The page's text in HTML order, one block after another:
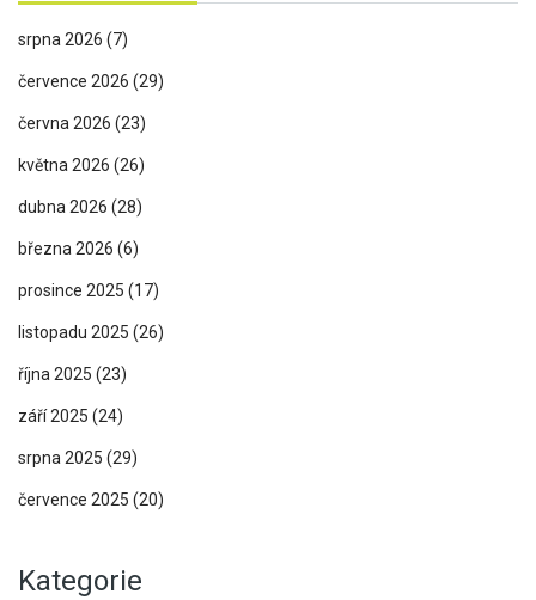
srpna 2026 (7)
července 2026 (29)
června 2026 (23)
května 2026 (26)
dubna 2026 (28)
března 2026 (6)
prosince 2025 (17)
listopadu 2025 (26)
října 2025 (23)
září 2025 (24)
srpna 2025 (29)
července 2025 (20)
Kategorie